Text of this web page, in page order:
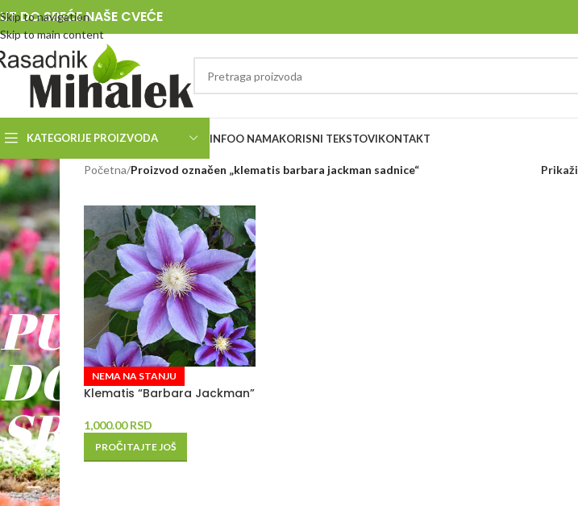
Skip to navigation
Skip to main content
DO SREĆE NAŠE CVEĆE
KATEGORIJE PROIZVODA INFOO NAMAKORISNI TEKSTOVIKONTAKT
RASADNIK
MIHALEK
PUT
DO
SREĆE
-
Početna/Proizvod označen „klematis barbara jackman sadnice“ Prikaži
NEMA NA STANJU
Klematis “Barbara Jackman”
1,000.00RSD
PROČITAJTE JOŠ